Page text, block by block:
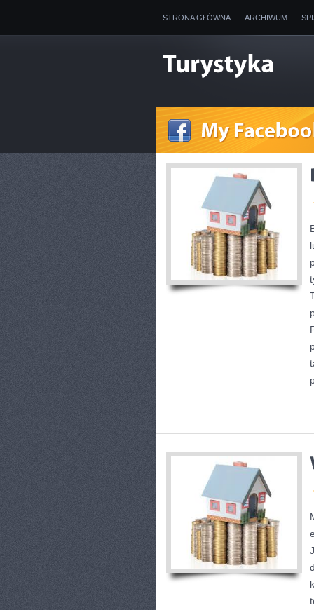
STRONA GŁÓWNA ARCHIWUM